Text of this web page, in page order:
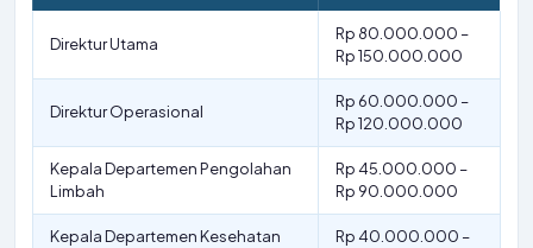
Direktur Utama
Rp 80.000.000 –
Rp 150.000.000
Direktur Operasional
Rp 60.000.000 –
Rp 120.000.000
Kepala Departemen Pengolahan
Limbah
Rp 45.000.000 –
Rp 90.000.000
Kepala Departemen Kesehatan
Rp 40.000.000 –